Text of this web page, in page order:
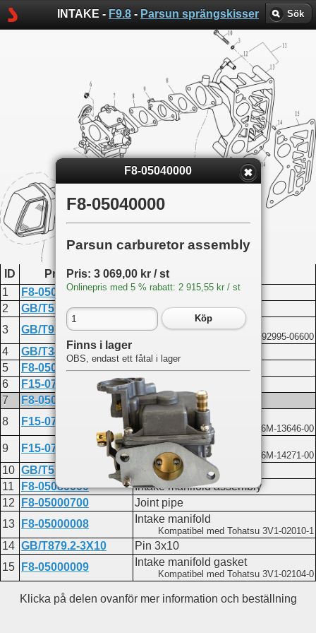
INTAKE - F9.8 - Parsun sprängskisser Sök
ID Produktkod
1
F8-05060000
Intake silencer assembly
2
GB/T5782-M6X100
Bolt M6x100
3
GB/T97.1-6 Washer 6
Kompatibel med Yamaha 92995-06600
4 GB/T3452.1-35.5X1.8
O-ring 35.5x1.8
5
F8-050000023
Hose 10x5x245
6
F15-07000016W
Throttle control joint
7
F8-05040000
Carburetor assembly
8
F15-07000017 Carburetor gasket
Kompatibel med Yamaha 66M-13646-00
9 F15-07000018 Carburetor spacer
Kompatibel med Yamaha 66M-14271-00
10 GB/T5782-M6X45
Bolt M6x45
11
F8-05080000
Intake manifold assembly
12
F8-05000700
Joint pipe
13
F8-05000008 Intake manifold
Kompatibel med Tohatsu 3V1-02010-1
14 GB/T879.2-3X10
Pin 3x10
15
F8-05000009 Intake manifold gasket
Kompatibel med Tohatsu 3V1-02104-0
Klicka på delen ovanför mer information och beställning
F8-05040000
F8-05040000
Parsun carburetor assembly
Pris: 3 069,00 kr / st
Onlinepris med 5 % rabatt: 2 915,55 kr / st
Köp
Finns i lager
OBS, endast ett fåtal i lager
Du hittar delen på följande sidor:
F9.8
Carburetor
Intake